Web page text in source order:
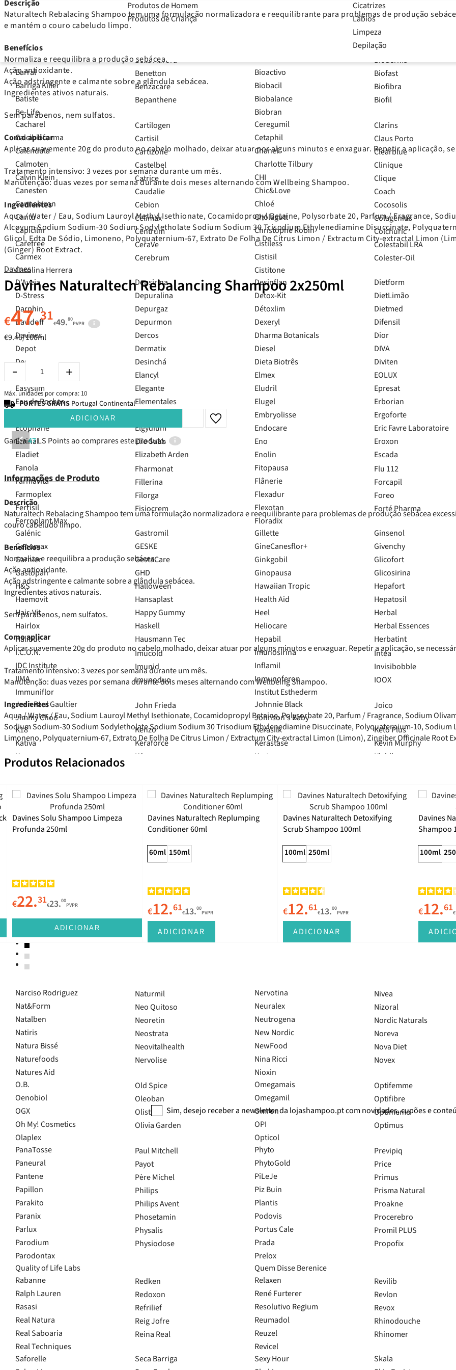
BaByliss Pro
Bacidofilus
Bam&Boo
Bandido
Barral
Barriga Killer
Batiste
Be-Life
Beard Club
Beauty of Joseon
Bella Aurora
Benetton
Benzacare
Bepanthene
Bio-Hera
Bioactivo
Biobacil
Biobalance
Biobran
Bioclin
Biocyte
Biodance
Biodepur
Bioderma
Biofast
Biofibra
Biofil
Cacharel
Calcibioforma
Calêndula
Calmoten
Calvin Klein
Canesten
Cannabiron
Cantu
Capicilin
Carefree
Carmex
Carolina Herrera
Cartilogen
Cartisil
Cartizone
Castelbel
Catrice
Caudalie
Cebion
Celimax
Centrum
CeraVe
Cerebrum
Ceregumil
Cetaphil
Chanel
Charlotte Tilbury
CHI
Chic&Love
Chloé
Cholagutt
Christophe Robin
Cistiless
Cistisil
Cistitone
Clarins
Claus Porto
Clearblue
Clinique
Clique
Coach
Cocosolis
Colagénius
Colchuric
Colestabil LRA
Colester-Oil
D'Aveia
D-Stress
Darphin
Davidoff
Davines
Depot
Depridil
Depsirina
Depuralina
Depurgaz
Depurmon
Dercos
Dermatix
Desinchá
Desinflan
Detox-Kit
Détoxlim
Dexeryl
Dharma Botanicals
Diesel
Dieta Biotrês
Dietform
DietLimão
Dietmed
Difensil
Dior
DIVA
Diviten
Easylax
Easyslim
Eau de Rochas
Ecophane
Ecrinal
Eladiet
Elancyl
Elegante
Elementales
Elgydium
Elie Saab
Elizabeth Arden
Elmex
Eludril
Elugel
Embryolisse
Endocare
Eno
Enolin
EOLUX
Epresat
Erborian
Ergoforte
Eric Favre Laboratoire
Eroxon
Escada
Fanola
Farmavita
Farmoplex
Ferrisil
Ferroplant Max
Fharmonat
Fillerina
Filorga
Fisiocrem
Fitopausa
Flânerie
Flexadur
Flexotan
Floradix
Flu 112
Forcapil
Foreo
Forté Pharma
Galénic
Ganomax
Garnier
Gastopan
Gastromil
GESKE
GestaCare
GHD
Gillette
GineCanesflor+
Ginkgobil
Ginopausa
Ginsenol
Givenchy
Glicofort
Glicosirina
H&S
Haemovit
Hair-Vit
Hairlox
Halibut
Halloween
Hansaplast
Happy Gummy
Haskell
Hausmann Tec
Hawaiian Tropic
Health Aid
Heel
Heliocare
Hepabil
Hepafort
Hepatosil
Herbal
Herbal Essences
Herbatint
I.C.O.N.
IDC Institute
IIMA
Immuniflor
Imucold
Imunid
Imunoduo
Imunosirina
Inflamil
Inmunoferon
Institut Esthederm
Intea
Invisibobble
IOOX
Jean Paul Gaultier
Jimmy Choo
John Frieda
Johnnie Black
Johnson's Baby
Joico
K18
Kativa
Kaypro
Kenzo
Keraforce
Kéranove
Kerasilk
Kérastase
Kert
Keto Plus
Kevin Murphy
Kiehl's
L'Occitane
L'Oréal Professionnel
La Roche-Posay
Labello
Labotrat
Lactogermine Penta
Lamberts
Lattafa
Le Petit Marseillais
Libero
Lierac
Liliana Filipa Beauty
Magic Studio
Magnésio Rapid
Magnesium Ultra
Magnetrans
Marc Inbane
Marc Jacobs
Marimer
Martiderm
Martinelia
Matrix
Maui Moisture
Mavala
Mega Royal
Mel Sports
Melatonox
Narciso Rodriguez
Nat&Form
Natalben
Natiris
Natura Bissé
Naturefoods
Natures Aid
Naturmil
Neo Quitoso
Neoretin
Neostrata
Neovitalhealth
Nervolise
Nervotina
Neuralex
Neutrogena
New Nordic
NewFood
Nina Ricci
Nioxin
Nivea
Nizoral
Nordic Naturals
Noreva
Nova Diet
Novex
O.B.
Oenobiol
OGX
Oh My! Cosmetics
Olaplex
Old Spice
Oleoban
Olistic
Olivia Garden
Omegamais
Omegamil
Omron
OPI
Opticol
Optifemme
Optifibre
Optimemo
Optimus
PanaTosse
Paneural
Pantene
Papillon
Parakito
Paranix
Parlux
Parodium
Parodontax
Paul Mitchell
Payot
Père Michel
Philips
Philips Avent
Phosetamin
Physalis
Physiodose
Phyto
PhytoGold
PiLeJe
Piz Buin
Plantis
Podovis
Portus Cale
Prada
Prelox
Previpiq
Price
Primus
Prisma Natural
Proakne
Procerebro
Promil PLUS
Propofix
Quality of Life Labs Quem Disse Berenice
Rabanne
Ralph Lauren
Rasasi
Real Natura
Real Saboaria
Real Techniques
Redken
Redoxon
Refrilief
Reig Jofre
Reina Real
Relaxen
René Furterer
Resolutivo Regium
Reumadol
Reuzel
Revicel
Revilib
Revlon
Revox
Rhinodouche
Rhinomer
Saforelle
Seca Barriga
Sexy Hour
Skala
Psoríase
Produtos de Homem
Produtos de Criança
Cicatrizes
Lábios
Limpeza
Depilação
Descrição
Naturaltech Rebalacing Shampoo tem uma formulação normalizadora e reequilibrante para problemas de produção
e mantém o couro cabeludo limpo.
Benefícios
Normaliza e reequilibra a produção sebácea.
Ação antioxidante.
Ação adstringente e calmante sobre a glândula sebácea.
Ingredientes ativos naturais.
Sem parabenos, nem sulfatos.
Como aplicar
Aplicar suavemente 20g do produto no cabelo molhado, deixar atuar por alguns minutos e enxaguar. Repetir a aplicação,
Tratamento intensivo: 3 vezes por semana durante um mês.
Manutenção: duas vezes por semana durante dois meses alternando com Wellbeing Shampoo.
Ingredientes
Aqua / Water / Eau, Sodium Lauroyl Methyl Isethionate, Cocamidopropyl Betaine, Polysorbate 20, Parfum / Fragrance,
Alcoyum Sodium Sodium-30 Sodium Sodyletholate Sodium Sodium 30 Trisodium Ethylenediamine Disuccinate,
Glicol, Edta De Sódio, Limoneno, Polyquaternium-67, Extrato De Folha De Citrus Limon / Extractum City-extractal Limon
(Ginger) Root Extract.
Davines
Davines Naturaltech Rebalancing Shampoo 2x250ml
€47.31€49.80
PVPR
€9.46/100ml
Máx. unidades por compra: 10
PORTES GRÁTIS Portugal Continental
ADICIONAR
Ganha47LS Points ao comprares este produto.
Informações de Produto
Descrição
Naturaltech Rebalacing Shampoo tem uma formulação normalizadora e reequilibrante para problemas de produção sebácea
couro cabeludo limpo.
Benefícios
Normaliza e reequilibra a produção sebácea.
Ação antioxidante.
Ação adstringente e calmante sobre a glândula sebácea.
Ingredientes ativos naturais.
Sem parabenos, nem sulfatos.
Como aplicar
Aplicar suavemente 20g do produto no cabelo molhado, deixar atuar por alguns minutos e enxaguar. Repetir a aplicação, se
Tratamento intensivo: 3 vezes por semana durante um mês.
Manutenção: duas vezes por semana durante dois meses alternando com Wellbeing Shampoo.
Ingredientes
Aqua / Water / Eau, Sodium Lauroyl Methyl Isethionate, Cocamidopropyl Betaine, Polysorbate 20, Parfum / Fragrance, Sodium
Sodium Sodium-30 Sodium Sodyletholate Sodium Sodium 30 Trisodium Ethylenediamine Disuccinate, Polyquaternium-10, Sodium
Limoneno, Polyquaternium-67, Extrato De Folha De Citrus Limon / Extractum City-extractal Limon (Limon), Zingiber Officinale Root
Produtos Relacionados
Davines Solu Shampoo Limpeza
Profunda 250ml
€22.31€23.00
PVPR
ADICIONAR
Davines Naturaltech Replumping
Conditioner 60ml
60ml 150ml
€12.61€13.00
PVPR
ADICIONAR
Davines Naturaltech Detoxifying
Scrub Shampoo 100ml
100ml 250ml
€12.61€13.00
PVPR
ADICIONAR
Davines
Shampoo
100ml
€12.61€
Inscreve-te na nossa newsletter
SUBSCREVER
Sim, desejo receber a newsletter da lojashampoo.pt com novidades, cupões e
Informação
Cartão LS Prime
Quem Somos
Trabalha Connosco
LS Points
Envio e Entrega
Pagamento e Segurança
Política de Privacidade
Política de Cookies
Termos e Condições
Cupões Ativos
Atendimento
Contacta-nos
Devoluções
Resolução Alternativa de Litígios